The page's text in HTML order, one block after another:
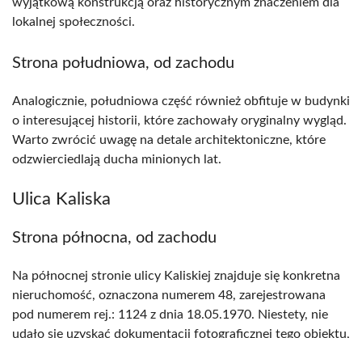
lokalnej społeczności.
Strona południowa, od zachodu
Analogicznie, południowa część również obfituje w budynki
o interesującej historii, które zachowały oryginalny wygląd.
Warto zwrócić uwagę na detale architektoniczne, które
odzwierciedlają ducha minionych lat.
Ulica Kaliska
Strona północna, od zachodu
Na północnej stronie ulicy Kaliskiej znajduje się konkretna
nieruchomość, oznaczona numerem 48, zarejestrowana
pod numerem rej.: 1124 z dnia 18.05.1970. Niestety, nie
udało się uzyskać dokumentacji fotograficznej tego obiektu,